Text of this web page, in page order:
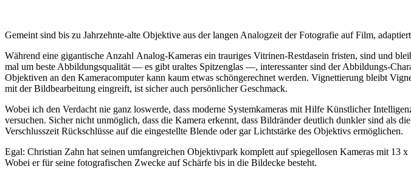
Gemeint sind bis zu Jahrzehnte-alte Objektive aus der langen Analogzeit der Fotografie auf Film,
Während eine gigantische Anzahl Analog-Kameras ein trauriges Vitrinen-Restdasein fristen, sind und
mal um beste Abbildungsqualität — es gibt uraltes Spitzenglas —, interessanter sind der Abbildungs-
Objektiven an den Kameracomputer kann kaum etwas schöngerechnet werden. Vignettierung bleibt
mit der Bildbearbeitung eingreift, ist sicher auch persönlicher Geschmack.
Wobei ich den Verdacht nie ganz loswerde, dass moderne Systemkameras mit Hilfe Künstlicher
versuchen. Sicher nicht unmöglich, dass die Kamera erkennt, dass Bildränder deutlich dunkler sind als
Verschlusszeit Rückschlüsse auf die eingestellte Blende oder gar Lichtstärke des Objektivs ermöglichen.
Egal: Christian Zahn hat seinen umfangreichen Objektivpark komplett auf spiegellosen Kameras mit
Wobei er für seine fotografischen Zwecke auf Schärfe bis in die Bildecke besteht.